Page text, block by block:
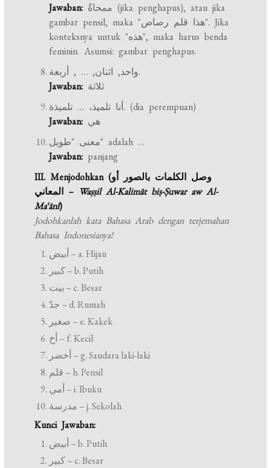
Jawaban:
gambar pensil, maka "هذا قلم رصاص". Jika
konteksnya untuk "هذه", maka harus benda
feminin. Asumsi: gambar penghapus.
واحد, اثنان, … , أربعة.
Jawaban: ثلاثة
أنا تلميذ، … تلميذة. (dia perempuan)
Jawaban: هي
معنى "طويل" adalah …
Jawaban: panjang
III. Menjodohkan (وصل الكلمات بالصور أو
المعاني – Waṣṣil Al-Kalimāt biṣ-Ṣuwar aw Al-
Ma‘ānī)
Jodohkanlah kata Bahasa Arab dengan terjemahan
Bahasa Indonesianya!
أبيض – a. Hijau
كبير – b. Putih
بيت – c. Besar
جدّ – d. Rumah
صغير – e. Kakek
أخ – f. Kecil
أخضر – g. Saudara laki-laki
قلم – h. Pensil
أمي – i. Ibuku
مدرسة – j. Sekolah
Kunci Jawaban:
أبيض – b. Putih
كبير – c. Besar